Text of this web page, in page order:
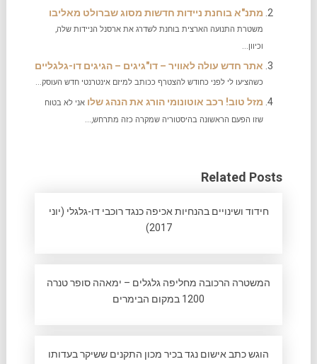
מתנ"א בוחנת ניידות חדשות מסוג שברולט מאליבו
משטרת התנועה הארצית בוחנת לשדרג את ארסנל הניידות שלה,
וכיוון...
אתר חדש עולה לאוויר – דו"גיגים – הגיגים דו-גלגליים
כשהציעו לי לפני כחודש להצטרף ככותב למיזם אינטרנטי חדש העוסק...
מזל טוב! רכב אוטונומי הורג את הנהג שלו אני לא בטוח
שזו הפעם הראשונה בהיסטוריה שמקרה כזה מתרחש,...
Related Posts
חידוד ושינויים בהנחיות אכיפה כנגד רוכבי דו-גלגלי (יוני
2017)
המשטרה הרכובה מחליפה גלגלים – ימאהה סופר טנרה
1200 במקום הבימרים
הוגש כתב אישום נגד בכיר מכון התקנים ששיקר בעדותו